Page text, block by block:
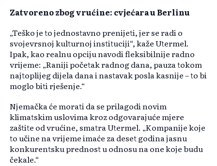
Zatvoreno zbog vrućine: cvjećara u Berlinu
„Teško je to jednostavno prenijeti, jer se radi o
svojevrsnoj kulturnoj instituciji“, kaže Utermel.
Ipak, kao realnu opciju navodi fleksibilnije radno
vrijeme: „Raniji početak radnog dana, pauza tokom
najtoplijeg dijela dana i nastavak posla kasnije – to bi
moglo biti rješenje.“
Njemačka će morati da se prilagodi novim
klimatskim uslovima kroz odgovarajuće mjere
zaštite od vrućine, smatra Utermel. „Kompanije koje
to učine na vrijeme imaće za deset godina jasnu
konkurentsku prednost u odnosu na one koje budu
čekale.“